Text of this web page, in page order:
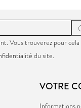
Vous trouverez pour cela
du site.
VOTRE
Informations